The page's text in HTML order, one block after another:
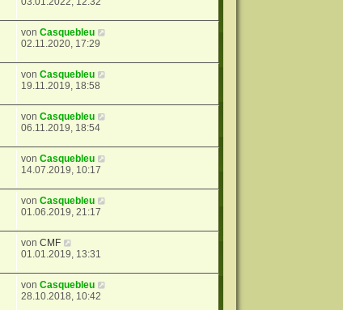
vonCasquebleu
02.11.2020, 17:29
vonCasquebleu
19.11.2019, 18:58
vonCasquebleu
06.11.2019, 18:54
vonCasquebleu
14.07.2019, 10:17
vonCasquebleu
01.06.2019, 21:17
vonCMF
01.01.2019, 13:31
vonCasquebleu
28.10.2018, 10:42